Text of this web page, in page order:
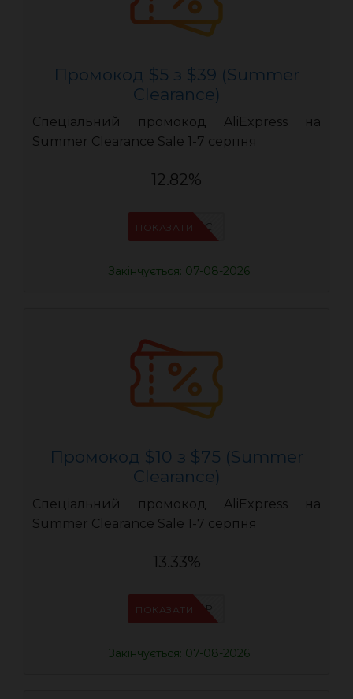
Промокод $5 з $39 (Summer
Clearance)
Спеціальний промокод AliExpress на
Summer Clearance Sale 1-7 серпня
12.82%
IFPC24DC
ПОКАЗАТИ
Закінчується: 07-08-2026
Промокод $10 з $75 (Summer
Clearance)
Спеціальний промокод AliExpress на
Summer Clearance Sale 1-7 серпня
13.33%
IFP8NASP
ПОКАЗАТИ
Закінчується: 07-08-2026